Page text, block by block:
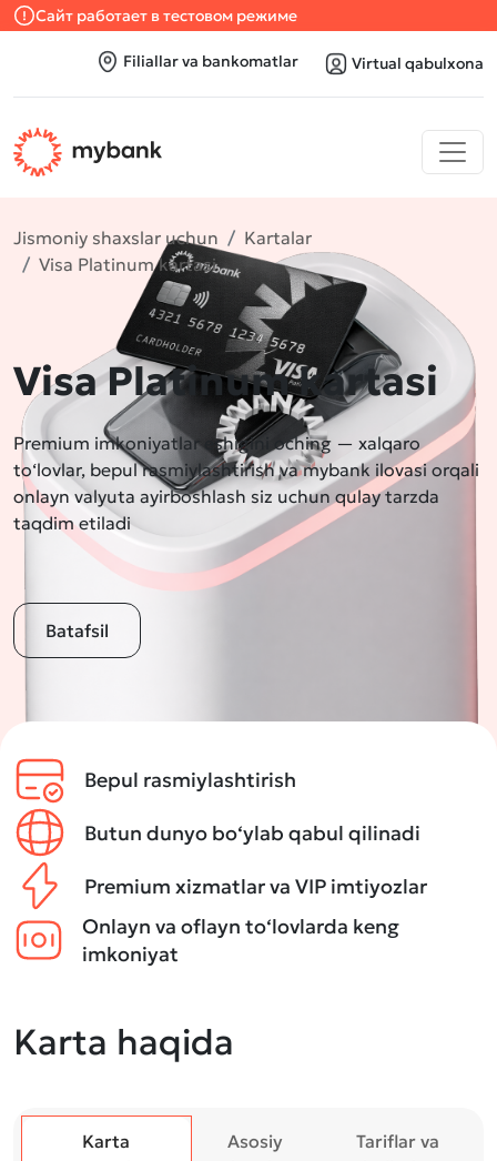
Сайт работает в тестовом режиме
Filiallar va bankomatlar Virtual qabulxona
Jismoniy shaxslar uchun
Kartalar
Visa Platinum kartasi
Visa Platinum kartasi
Premium imkoniyatlar eshigini oching — xalqaro
to‘lovlar, bepul rasmiylashtirish va mybank ilovasi orqali
onlayn valyuta ayirboshlash siz uchun qulay tarzda
taqdim etiladi
Batafsil
Bepul rasmiylashtirish
Butun dunyo bo‘ylab qabul qilinadi
Premium xizmatlar va VIP imtiyozlar
Onlayn va oflayn to‘lovlarda keng
imkoniyat
Karta haqida
Karta
Asosiy
Tariflar va